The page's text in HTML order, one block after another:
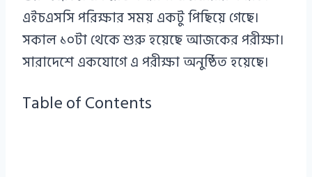
এইচএসসি পরিক্ষার সময় একটু পিছিয়ে গেছে।
সকাল ১০টা থেকে শুরু হয়েছে আজকের পরীক্ষা।
সারাদেশে একযোগে এ পরীক্ষা অনুষ্ঠিত হয়েছে।
Table of Contents